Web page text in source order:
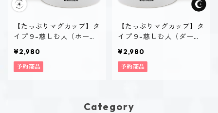
【たっぷりマグカップ】タ
イプ９-慈しむ人（ホーリ
¥2,980
予約商品
【たっぷりマグカップ】タ
イプ９-慈しむ人（ダー
¥2,980
予約商品
Category